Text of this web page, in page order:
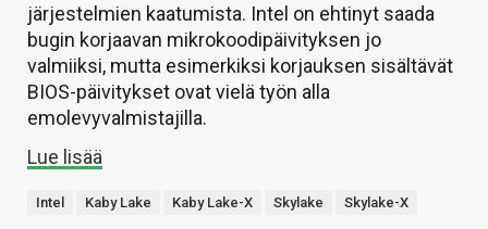
järjestelmien kaatumista. Intel on ehtinyt saada
bugin korjaavan mikrokoodipäivityksen jo
valmiiksi, mutta esimerkiksi korjauksen sisältävät
BIOS-päivitykset ovat vielä työn alla
emolevyvalmistajilla.
Lue lisää
Intel Kaby Lake Kaby Lake-X Skylake Skylake-X